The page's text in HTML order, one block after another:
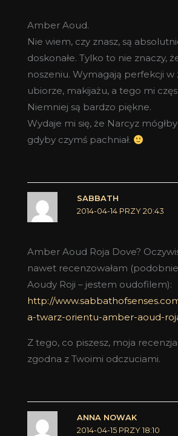
Amber Aoud.
Nie wiem, czy znasz, są
doskonałe. Tylko to nie znaczy,
noszeniu. Wymagają perfekcji w
ubiorze, makijażu, a tego mi
Niemniej są bardzo piękne.
Wydaje mi się, że Narcyz
gdyby czymś pachniał.
SABBATH
2014-04-14 PRZY 20:43
Amber Aoud Roja Dove?
nawet recenzowałam
Aoudy Roji – jestem oudofilem):
http://
a-twarz-orientu-amber-aoud-
Z tego, co piszesz, moja
zgodna z Twoimi odczuciami.
ANNA NOWAK
2014-04-15 PRZY 18:10